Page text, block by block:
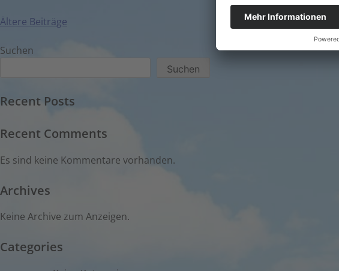
Ältere Beiträge
Suchen
Suchen
Recent Posts
Recent Comments
Es sind keine Kommentare vorhanden.
Archives
Keine Archive zum Anzeigen.
Categories